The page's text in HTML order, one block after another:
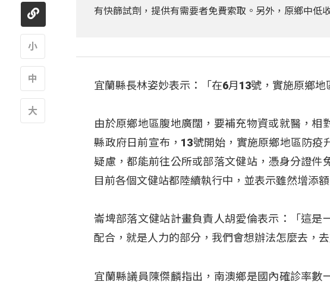
有快篩試劑，提供有需要者免費索取。另外，原鄉中低
宜蘭縣長林姿妙表示：「在6月13號，實施原鄉地
由於原鄉地區腹地廣闊，要補充物資或就醫，
縣政府日前宣布，13號開始，實施原鄉地區防
疑慮，都能前往公所或部落文健站，憑身分證件
目前各個文健站都陸續執行中，並表示雖然增添
崙埤部落文健站計畫負責人胡愛倫表示：「這是
配合，就是人力的部分，我們會想辦法怎麼去，去
宜蘭縣議員陳傑麟指出，南澳鄉是國內確診率